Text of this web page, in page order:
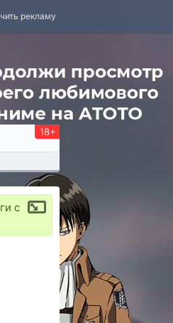
рекламу
18+
с